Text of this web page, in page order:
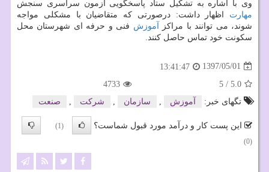
وی با اشاره به تشكیل ستاد پاسخگویی آزمون سراسری سنجش
مهارت اظهار داشت: درصورتی كه متقاضیان با مشكلی مواجه
شوند، می توانند با مراكز
آموزش فنی و حرفه ای شهرستان محل
سكونت خود تماس حاصل كنند.
1397/05/01
13:41:47
5.0
/
5
4733
تگهای خبر:
آموزش , سازمان , شركت , صنعت
این پست کار و درآمد مورد قبول شماست؟
(1)
(0)